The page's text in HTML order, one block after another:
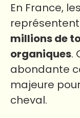
En France,
millions de
organiques.
abondante
majeure
cheval.